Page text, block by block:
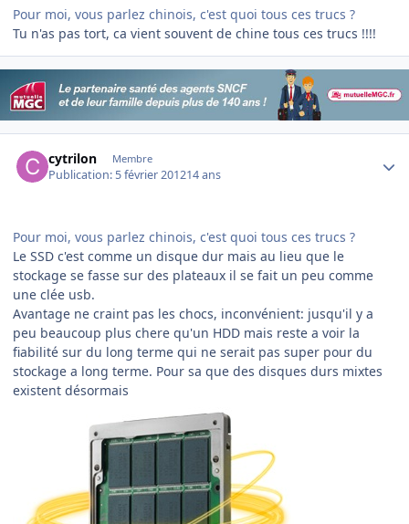
Pour moi, vous parlez chinois, c'est quoi tous ces trucs ?
Tu n'as pas tort, ca vient souvent de chine tous ces trucs !!!!
cytrilon Membre
Publication: 5 février 201214 ans
Pour moi, vous parlez chinois, c'est quoi tous ces trucs ?
Le SSD c'est comme un disque dur mais au lieu que le
stockage se fasse sur des plateaux il se fait un peu comme
une clée usb.
Avantage ne craint pas les chocs, inconvénient: jusqu'il y a
peu beaucoup plus chere qu'un HDD mais reste a voir la
fiabilité sur du long terme qui ne serait pas super pour du
stockage a long terme. Pour sa que des disques durs mixtes
existent désormais